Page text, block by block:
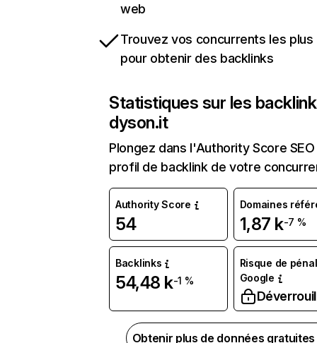
web
Trouvez vos concurrents les
pour obtenir des backlinks
Statistiques sur les
dyson.it
Plongez dans l'Authority Score
profil de backlink de votre
Authority Score
54
Domaines
1,87 k-7 %
Backlinks
54,48 k-1 %
Risque de
Google
Obtenir plus de données